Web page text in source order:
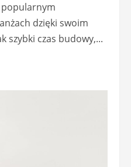
dzięki swoim
szybki czas budowy,...